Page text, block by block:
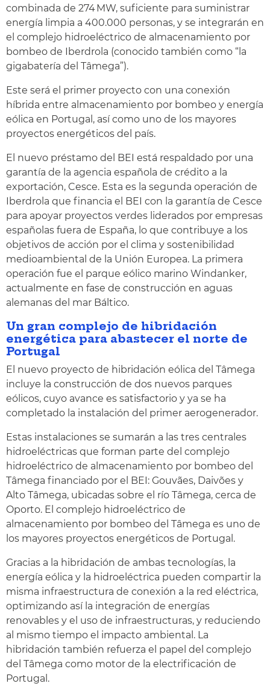
combinada de 274 MW, suficiente para suministrar
energía limpia a 400.000 personas, y se integrarán en
el complejo hidroeléctrico de almacenamiento por
bombeo de Iberdrola (conocido también como “la
gigabatería del Tâmega”).
Este será el primer proyecto con una conexión
híbrida entre almacenamiento por bombeo y energía
eólica en Portugal, así como uno de los mayores
proyectos energéticos del país.
El nuevo préstamo del BEI está respaldado por una
garantía de la agencia española de crédito a la
exportación, Cesce. Esta es la segunda operación de
Iberdrola que financia el BEI con la garantía de Cesce
para apoyar proyectos verdes liderados por empresas
españolas fuera de España, lo que contribuye a los
objetivos de acción por el clima y sostenibilidad
medioambiental de la Unión Europea. La primera
operación fue el parque eólico marino Windanker,
actualmente en fase de construcción en aguas
alemanas del mar Báltico.
Un gran complejo de hibridación
energética para abastecer el norte de
Portugal
El nuevo proyecto de hibridación eólica del Tâmega
incluye la construcción de dos nuevos parques
eólicos, cuyo avance es satisfactorio y ya se ha
completado la instalación del primer aerogenerador.
Estas instalaciones se sumarán a las tres centrales
hidroeléctricas que forman parte del complejo
hidroeléctrico de almacenamiento por bombeo del
Tâmega financiado por el BEI: Gouvães, Daivões y
Alto Tâmega, ubicadas sobre el río Tâmega, cerca de
Oporto. El complejo hidroeléctrico de
almacenamiento por bombeo del Tâmega es uno de
los mayores proyectos energéticos de Portugal.
Gracias a la hibridación de ambas tecnologías, la
energía eólica y la hidroeléctrica pueden compartir la
misma infraestructura de conexión a la red eléctrica,
optimizando así la integración de energías
renovables y el uso de infraestructuras, y reduciendo
al mismo tiempo el impacto ambiental. La
hibridación también refuerza el papel del complejo
del Tâmega como motor de la electrificación de
Portugal.